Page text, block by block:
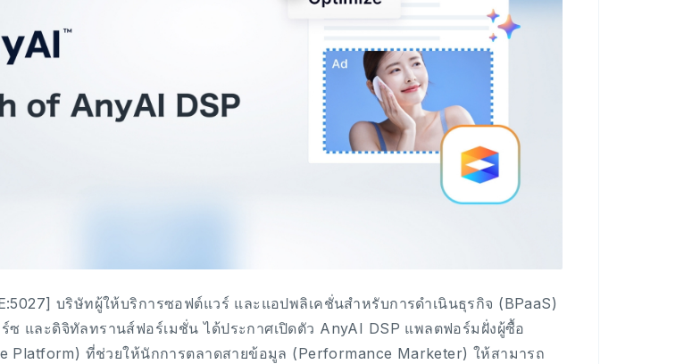
บริษัทผู้ให้บริการซอฟต์แวร์ และแอปพลิเคชั่นสำหรับการดำเนินธุรกิจ (BPaaS)
ซ และดิจิทัลทรานส์ฟอร์เมชั่น ได้ประกาศเปิดตัว AnyAI DSP แพลตฟอร์มฝั่งผู้ซื้อ
Platform) ที่ช่วยให้นักการตลาดสายข้อมูล (Performance Marketer) ให้สามารถ